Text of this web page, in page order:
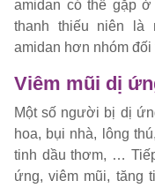
amidan có thể gặp
thanh thiếu niên là
amidan hơn nhóm
Viêm mũi dị
Một số người bị dị
hoa, bụi nhà, lông
tinh dầu thơm, …
ứng, viêm mũi, tăng